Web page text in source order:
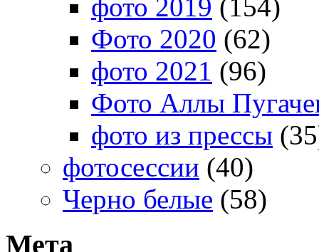
фото 2019 (154)
Фото 2020 (62)
фото 2021 (96)
Фото Аллы
фото из прессы
фотосессии (40)
Черно белые (58)
Мета